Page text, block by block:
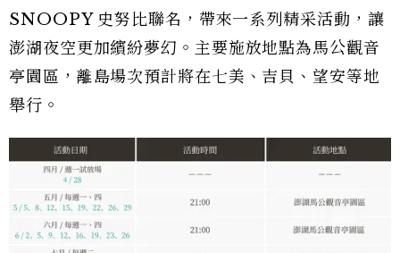
SNOOPY 史努比聯名，帶來一系列精采活動，讓
澎湖夜空更加繽紛夢幻。主要施放地點為馬公觀音
亭園區，離島場次預計將在七美、吉貝、望安等地
舉行。